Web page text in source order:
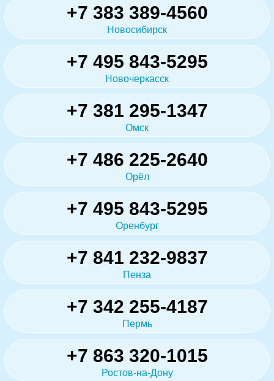
+7 383 389-4560
Новосибирск
+7 495 843-5295
Новочеркасск
+7 381 295-1347
Омск
+7 486 225-2640
Орёл
+7 495 843-5295
Оренбург
+7 841 232-9837
Пенза
+7 342 255-4187
Пермь
+7 863 320-1015
Ростов-на-Дону